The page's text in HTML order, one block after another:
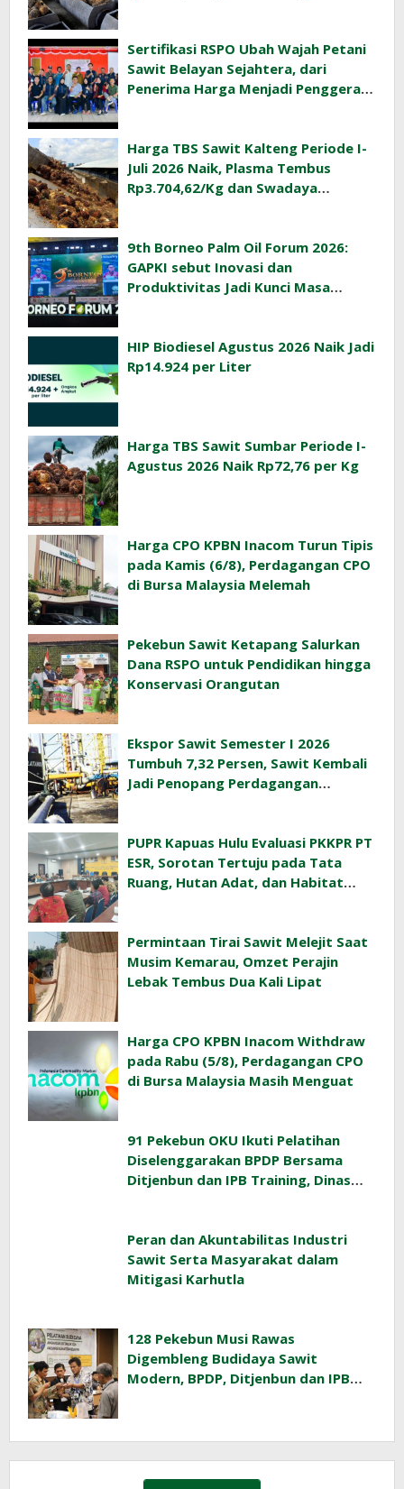
Sertifikasi RSPO Ubah Wajah Petani
Sawit Belayan Sejahtera, dari
Penerima Harga Menjadi Penggerak
Harga TBS Sawit Kalteng Periode I-
Juli 2026 Naik, Plasma Tembus
Rp3.704,62/Kg dan Swadaya
9th Borneo Palm Oil Forum 2026:
GAPKI sebut Inovasi dan
Produktivitas Jadi Kunci Masa
HIP Biodiesel Agustus 2026 Naik Jadi
Rp14.924 per Liter
Harga TBS Sawit Sumbar Periode I-
Agustus 2026 Naik Rp72,76 per Kg
Harga CPO KPBN Inacom Turun Tipis
pada Kamis (6/8), Perdagangan CPO
di Bursa Malaysia Melemah
Pekebun Sawit Ketapang Salurkan
Dana RSPO untuk Pendidikan hingga
Konservasi Orangutan
Ekspor Sawit Semester I 2026
Tumbuh 7,32 Persen, Sawit Kembali
Jadi Penopang Perdagangan
PUPR Kapuas Hulu Evaluasi PKKPR PT
ESR, Sorotan Tertuju pada Tata
Ruang, Hutan Adat, dan Habitat
Permintaan Tirai Sawit Melejit Saat
Musim Kemarau, Omzet Perajin
Lebak Tembus Dua Kali Lipat
Harga CPO KPBN Inacom Withdraw
pada Rabu (5/8), Perdagangan CPO
di Bursa Malaysia Masih Menguat
91 Pekebun OKU Ikuti Pelatihan
Diselenggarakan BPDP Bersama
Ditjenbun dan IPB Training, Dinas
Peran dan Akuntabilitas Industri
Sawit Serta Masyarakat dalam
Mitigasi Karhutla
128 Pekebun Musi Rawas
Digembleng Budidaya Sawit
Modern, BPDP, Ditjenbun dan IPB